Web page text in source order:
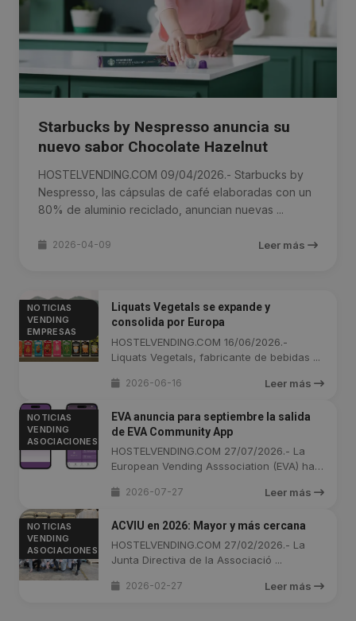
Starbucks by Nespresso anuncia su
nuevo sabor Chocolate Hazelnut
HOSTELVENDING.COM 09/04/2026.- Starbucks by
Nespresso, las cápsulas de café elaboradas con un
80% de aluminio reciclado, anuncian nuevas ...
2026-04-09 Leer más
NOTICIAS
VENDING
EMPRESAS
Liquats Vegetals se expande y
consolida por Europa
HOSTELVENDING.COM 16/06/2026.-
Liquats Vegetals, fabricante de bebidas ...
2026-06-16 Leer más
NOTICIAS
VENDING
ASOCIACIONES
EVA anuncia para septiembre la salida
de EVA Community App
HOSTELVENDING.COM 27/07/2026.- La
European Vending Asssociation (EVA) ha
2026-07-27 Leer más
NOTICIAS
VENDING
ASOCIACIONES
ACVIU en 2026: Mayor y más cercana
HOSTELVENDING.COM 27/02/2026.- La
Junta Directiva de la Associació ...
2026-02-27 Leer más